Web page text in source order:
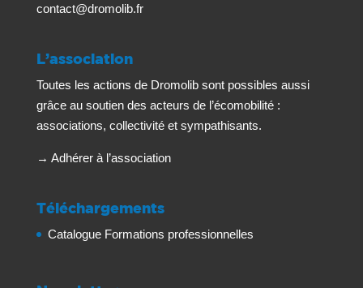
contact@dromolib.fr
L’association
Toutes les actions de Dromolib sont possibles aussi
grâce au soutien des acteurs de l’écomobilité :
associations, collectivité et sympathisants.
→ Adhérer à l’association
Téléchargements
Catalogue Formations professionnelles